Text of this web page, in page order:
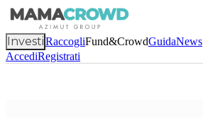
InvestiRaccogliFund&CrowdGuidaNews
AccediRegistrati